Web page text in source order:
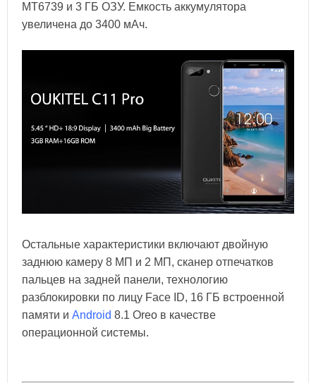
MT6739 и 3 ГБ ОЗУ. Емкость аккумулятора
увеличена до 3400 мАч.
Остальные характеристики включают двойную
заднюю камеру 8 MП и 2 MП, сканер отпечатков
пальцев на задней панели, технологию
разблокировки по лицу Face ID, 16 ГБ встроенной
памяти и Android 8.1 Oreo в качестве
операционной системы.